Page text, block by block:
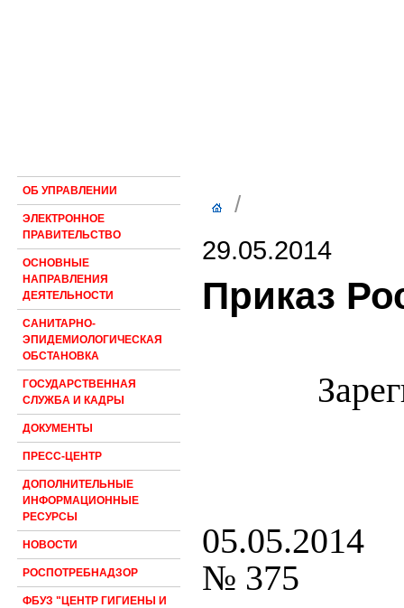
ОБ УПРАВЛЕНИИ
ЭЛЕКТРОННОЕ
ПРАВИТЕЛЬСТВО
ОСНОВНЫЕ
НАПРАВЛЕНИЯ
ДЕЯТЕЛЬНОСТИ
САНИТАРНО-
ЭПИДЕМИОЛОГИЧЕСКАЯ
ОБСТАНОВКА
ГОСУДАРСТВЕННАЯ
СЛУЖБА И КАДРЫ
ДОКУМЕНТЫ
ПРЕСС-ЦЕНТР
ДОПОЛНИТЕЛЬНЫЕ
ИНФОРМАЦИОННЫЕ
РЕСУРСЫ
НОВОСТИ
РОСПОТРЕБНАДЗОР
ФБУЗ "ЦЕНТР ГИГИЕНЫ И
/
29.05.2014
Приказ
05.05.2014
№ 375